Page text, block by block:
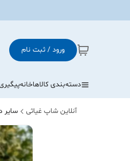
ورود / ثبت نام
دسته‌بندی کالاهاخانه
آنلاین شاپ غیاثی سایر